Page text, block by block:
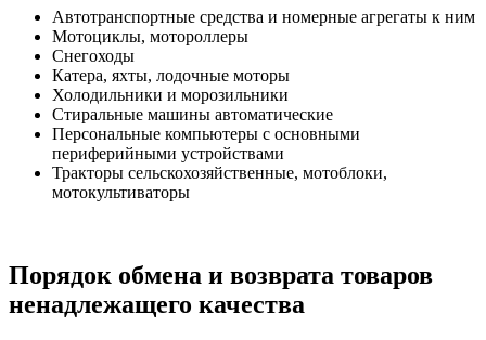
Автотранспортные средства и номерные агрегаты к ним
Мотоциклы, мотороллеры
Снегоходы
Катера, яхты, лодочные моторы
Холодильники и морозильники
Стиральные машины автоматические
Персональные компьютеры с основными
периферийными устройствами
Тракторы сельскохозяйственные, мотоблоки,
мотокультиваторы
Порядок обмена и возврата товаров
ненадлежащего качества